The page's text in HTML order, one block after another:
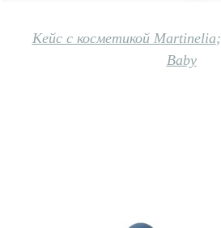
Кейс с косметикой Martinelia;
Baby